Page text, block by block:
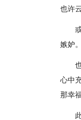
也许
嫉妒。
心中
那幸